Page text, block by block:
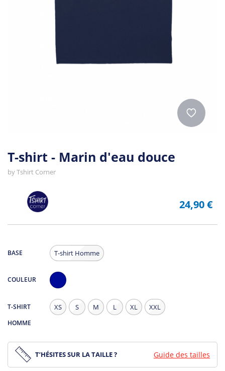
T-shirt - Marin d'eau douce
byTshirt Corner
24,90 €
BASE T-shirt Homme
COULEUR
T-SHIRT
HOMME
XS S M L XL XXL
T’HÉSITES SUR LA TAILLE ? Guide des tailles